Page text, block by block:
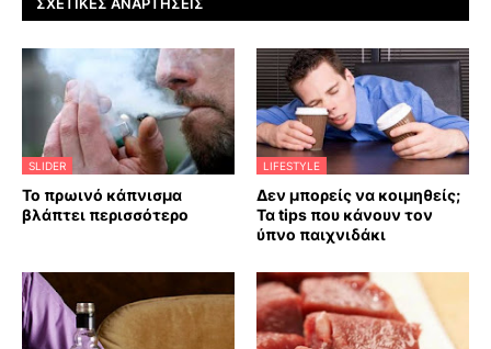
SLIDER
Το πρωινό κάπνισμα
βλάπτει περισσότερο
LIFESTYLE
Δεν μπορείς να κοιμηθείς;
Τα tips που κάνουν τον
ύπνο παιχνιδάκι